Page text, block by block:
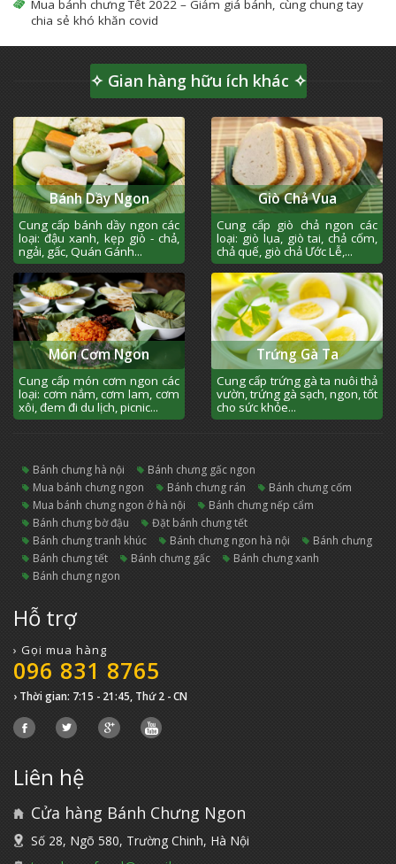
Mua bánh chưng Tết 2022 – Giảm giá bánh, cùng chung tay
chia sẻ khó khăn covid
✧ Gian hàng hữu ích khác ✧
Bánh Dầy Ngon
Cung cấp bánh dầy ngon các
loại: đậu xanh, kẹp giò - chả,
ngải, gấc, Quán Gánh...
Giò Chả Vua
Cung cấp giò chả ngon các
loại: giò lụa, giò tai, chả cốm,
chả quế, giò chả Ước Lễ,...
Món Cơm Ngon
Cung cấp món cơm ngon các
loại: cơm nắm, cơm lam, cơm
xôi, đem đi du lịch, picnic...
Trứng Gà Ta
Cung cấp trứng gà ta nuôi thả
vườn, trứng gà sạch, ngon, tốt
cho sức khỏe...
bánh chưng hà nội
bánh chưng gấc ngon
mua bánh chưng ngon
bánh chưng rán
bánh chưng cốm
mua bánh chưng ngon ở hà nội
bánh chưng nếp cẩm
bánh chưng bờ đậu
đặt bánh chưng tết
bánh chưng tranh khúc
bánh chưng ngon hà nội
bánh chưng
bánh chưng tết
bánh chưng gấc
bánh chưng xanh
bánh chưng ngon
Hỗ trợ
› Gọi mua hàng
096 831 8765
› Thời gian: 7:15 - 21:45, Thứ 2 - CN
Liên hệ
Cửa hàng Bánh Chưng Ngon
Số 28, Ngõ 580, Trường Chinh, Hà Nội